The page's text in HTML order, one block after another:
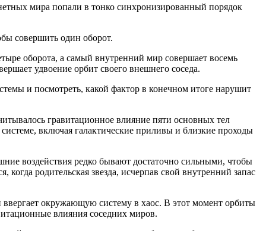
мира попали в тонко синхронизированный порядок
совершить один оборот.
оборота, а самый внутренний мир совершает восемь
удвоение орбит своего внешнего соседа.
и посмотреть, какой фактор в конечном итоге нарушит
гравитационное влияние пяти основных тел
включая галактические приливы и близкие проходы
воздействия редко бывают достаточно сильными, чтобы
родительская звезда, исчерпав свой внутренний запас
ввергает окружающую систему в хаос. В этот момент орбиты
влияния соседних миров.